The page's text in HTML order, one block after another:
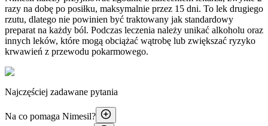
razy na dobę po posiłku, maksymalnie przez 15 dni. To lek drugiego
rzutu, dlatego nie powinien być traktowany jak standardowy
preparat na każdy ból. Podczas leczenia należy unikać alkoholu oraz
innych leków, które mogą obciążać wątrobę lub zwiększać ryzyko
krwawień z przewodu pokarmowego.
Najczęściej zadawane pytania
Na co pomaga Nimesil?